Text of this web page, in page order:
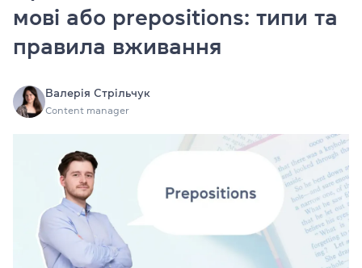
Навчання для викладачів
Англійська для компаній
Підготовка до іспитів
Більше про нас
Перевірити рівень
мові або prepositions: типи та
правила вживання
Валерія Стрільчук
Content manager